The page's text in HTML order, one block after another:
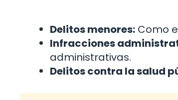
Delitos menores: Como
Infracciones
administrativas.
Delitos contra la salud